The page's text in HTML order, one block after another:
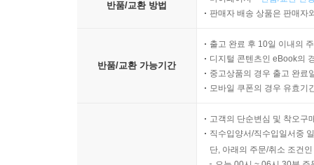
반품/교환 방법
판매자 배송 상품은 판매자
반품/교환 가능기간
출고 완료 후 10일 이내의
디지털 콘텐츠인 eBook의
중고상품의 경우 출고 완료
모바일 쿠폰의 경우 유효기
고객의 단순변심 및 착오구
직수입양서/직수입일서중
단, 아래의 주문/취소 조건